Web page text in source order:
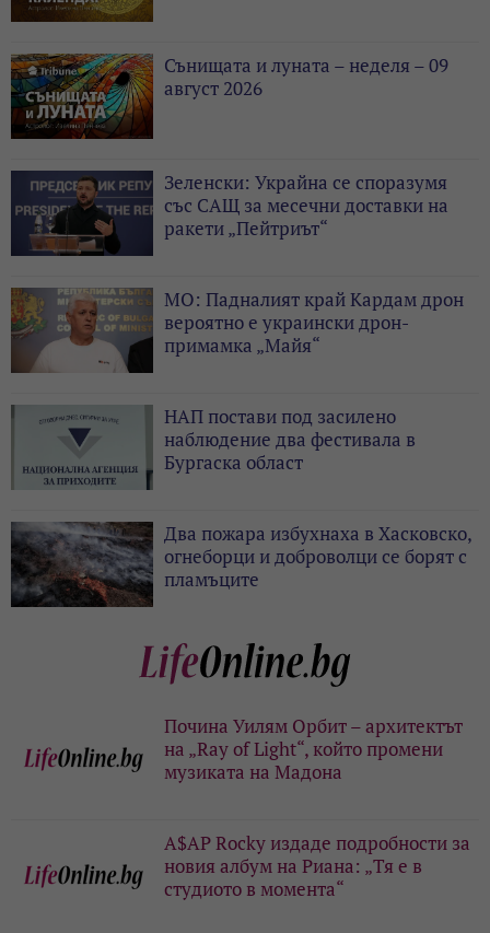
Сънищата и луната – неделя – 09
август 2026
Зеленски: Украйна се споразумя
със САЩ за месечни доставки на
ракети „Пейтриът“
МО: Падналият край Кардам дрон
вероятно е украински дрон-
примамка „Майя“
НАП постави под засилено
наблюдение два фестивала в
Бургаска област
Два пожара избухнаха в Хасковско,
огнеборци и доброволци се борят с
пламъците
Почина Уилям Орбит – архитектът
на „Ray of Light“, който промени
музиката на Мадона
A$AP Rocky издаде подробности за
новия албум на Риана: „Тя е в
студиото в момента“